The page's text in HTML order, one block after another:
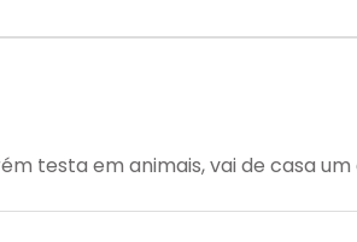
testa em animais, vai de casa um